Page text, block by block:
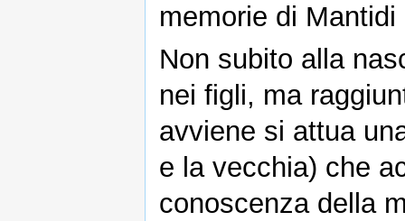
memorie di
Non subito alla
nei figli, ma
avviene si attua
e la vecchia) che
conoscenza della